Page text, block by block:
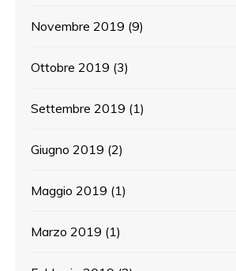
Novembre 2019 (9)
Ottobre 2019 (3)
Settembre 2019 (1)
Giugno 2019 (2)
Maggio 2019 (1)
Marzo 2019 (1)